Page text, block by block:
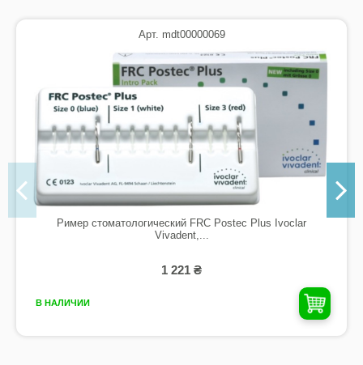
Арт. mdt00000069
Ример стоматологический FRC Postec Plus Ivoclar
Vivadent,...
1 221 ₴
В НАЛИЧИИ